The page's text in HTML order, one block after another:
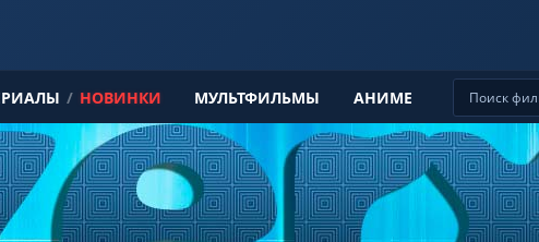
/ НОВИНКИ МУЛЬТФИЛЬМЫ АНИМЕ